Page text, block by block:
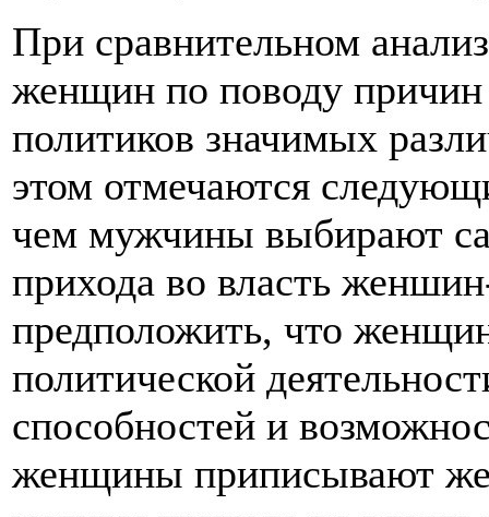
При сравнительном
женщин по поводу
политиков значимых
этом отмечаются
чем мужчины выбирают
прихода во власть
предположить, что
политической
способностей и
женщины приписывают